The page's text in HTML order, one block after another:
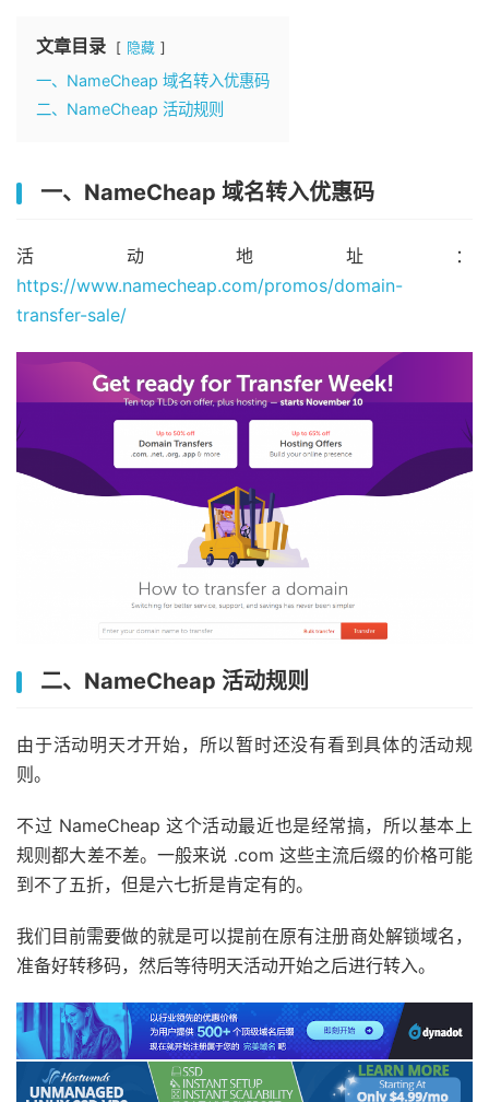
文章目录 隐藏
一、NameCheap 域名转入优惠码
二、NameCheap 活动规则
一、NameCheap 域名转入优惠码
活动地址：
https://www.namecheap.com/promos/domain-
transfer-sale/
二、NameCheap 活动规则
由于活动明天才开始，所以暂时还没有看到具体的活动规
则。
不过 NameCheap 这个活动最近也是经常搞，所以基本上
规则都大差不差。一般来说 .com 这些主流后缀的价格可能
到不了五折，但是六七折是肯定有的。
我们目前需要做的就是可以提前在原有注册商处解锁域名，
准备好转移码，然后等待明天活动开始之后进行转入。